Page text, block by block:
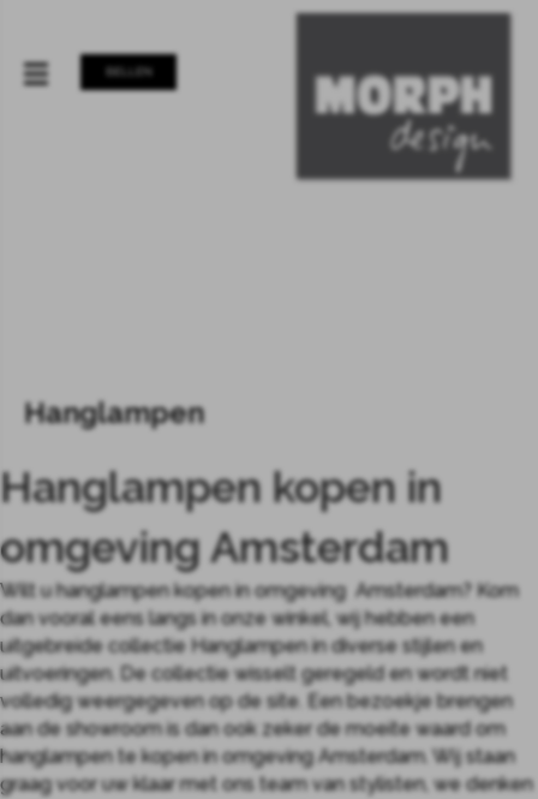
BELLEN
Hanglampen
Hanglampen kopen in
omgeving Amsterdam
Wilt u hanglampen kopen in omgeving Amsterdam? Kom
dan vooral eens langs in onze winkel, wij hebben een
uitgebreide collectie Hanglampen in diverse stijlen en
uitvoeringen. De collectie wisselt geregeld en wordt niet
volledig weergegeven op de site. Een bezoekje brengen
aan de showroom is dan ook zeker de moeite waard om
hanglampen te kopen in omgeving Amsterdam. Wij staan
graag voor uw klaar met ons team van stylisten, we denken